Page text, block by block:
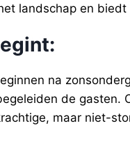
landschap en
:
na
de gasten.
maar niet-